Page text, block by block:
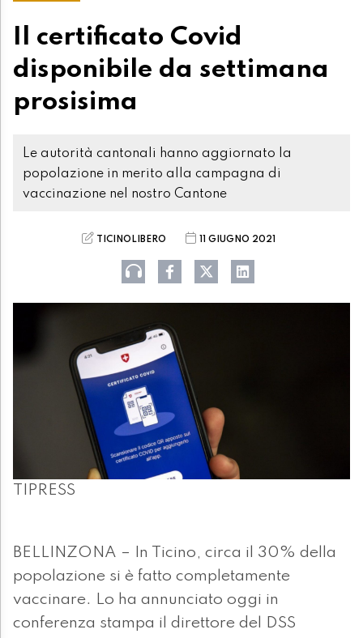
Il certificato Covid
disponibile da settimana
prosisima
Le autorità cantonali hanno aggiornato la
popolazione in merito alla campagna di
vaccinazione nel nostro Cantone
TICINOLIBERO 11 GIUGNO 2021
TIPRESS
BELLINZONA – In Ticino, circa il 30% della
popolazione si è fatto completamente
vaccinare. Lo ha annunciato oggi in
conferenza stampa il direttore del DSS